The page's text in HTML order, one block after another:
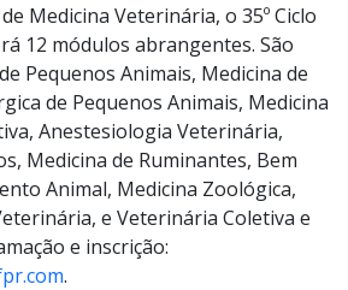
Medicina Veterinária, o 35º Ciclo
12 módulos abrangentes. São
Pequenos Animais, Medicina de
de Pequenos Animais, Medicina
Anestesiologia Veterinária,
Medicina de Ruminantes, Bem
Animal, Medicina Zoológica,
e Veterinária Coletiva e
e inscrição:
.